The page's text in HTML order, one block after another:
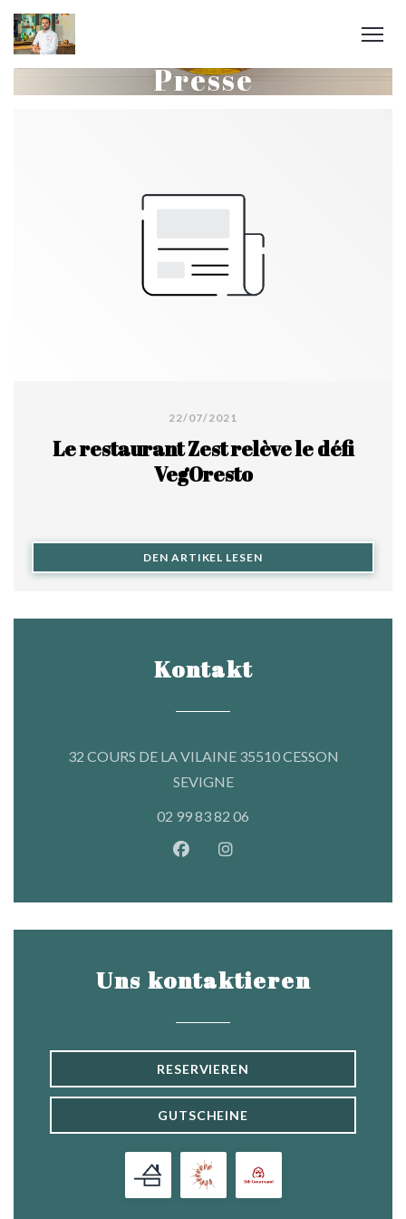
Presse
22/07/2021
Le restaurant Zest relève le défi
VegOresto
DEN ARTIKEL LESEN((ÖFFNET EIN NEUES
Kontakt
32 COURS DE LA VILAINE 35510 CESSON
SEVIGNE((öffnet ein neues Fenster))
02 99 83 82 06
Facebook ((öffnet ein neues
Instagram ((öffnet ein
Uns kontaktieren
RESERVIEREN
GUTSCHEINE